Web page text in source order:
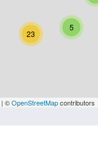
23
5
| ©OpenStreetMapcontributors